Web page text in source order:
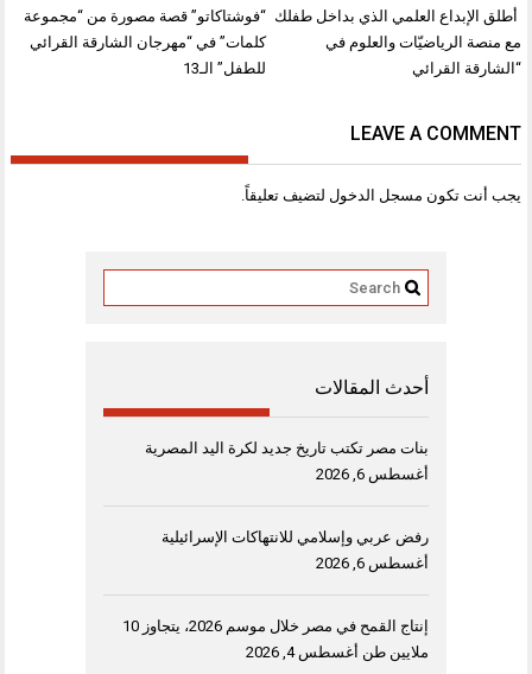
تصفّح
المقالات
“فوشتاكاتو” قصة مصورة من “مجموعة
كلمات” في “مهرجان الشارقة القرائي
للطفل” الـ13
أطلق الإبداع العلمي الذي بداخل طفلك
مع منصة الرياضيّات والعلوم في
“الشارقة القرائي
LEAVE A COMMENT
يجب أنت تكون مسجل الدخول لتضيف تعليقاً.
أحدث المقالات
بنات مصر تكتب تاريخ جديد لكرة اليد المصرية
أغسطس 6, 2026
رفض عربي وإسلامي للانتهاكات الإسرائيلية
أغسطس 6, 2026
إنتاج القمح في مصر خلال موسم 2026، يتجاوز 10
ملايين طن أغسطس 4, 2026